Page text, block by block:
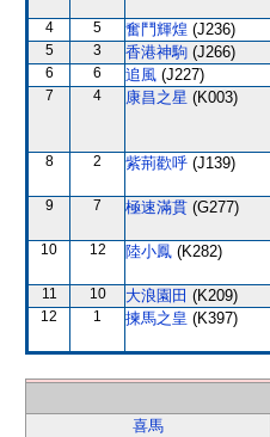
4 5 奮鬥輝煌 (J236)
5 3 香港神駒 (J266)
6 6 追風 (J227)
7 4 康昌之星 (K003)
8 2 紫荊歡呼 (J139)
9 7 極速滿貫 (G277)
10 12 陸小鳳 (K282)
11 10 大浪園田 (K209)
12 1 揀馬之皇 (K397)
喜馬